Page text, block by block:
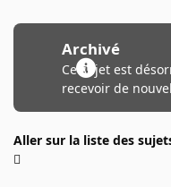
Archivé
Ce sujet est
recevoir de
Aller sur la liste des